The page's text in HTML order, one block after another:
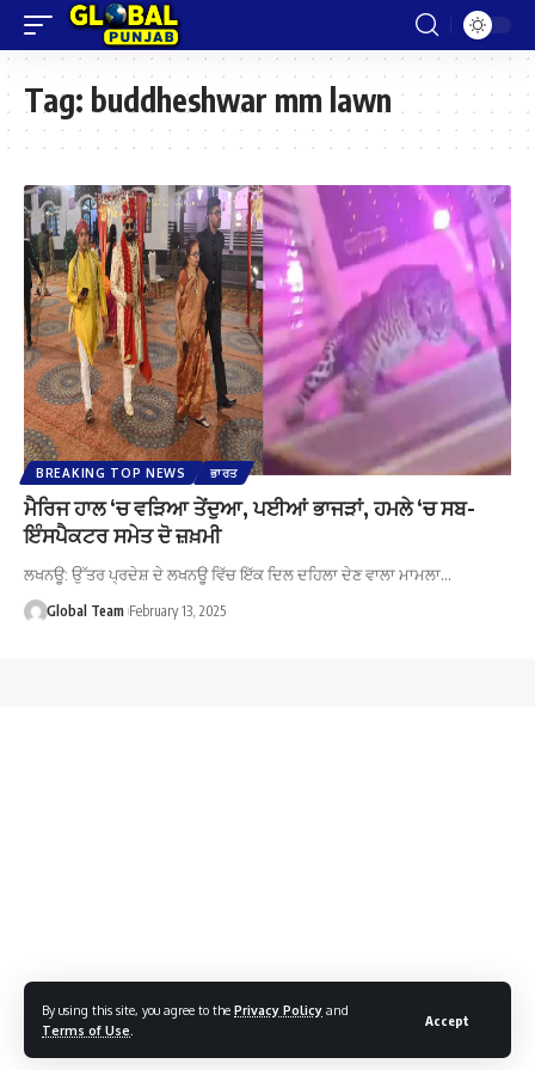
By using this site, you agree to the Privacy Policy and
Terms of Use
Accept
Tag: buddheshwar mm lawn
BREAKING TOP NEWS ਭਾਰਤ
ਮੈਰਿਜ ਹਾਲ ‘ਚ ਵੜਿਆ ਤੇਂਦੁਆ, ਪਈਆਂ ਭਾਜੜਾਂ, ਹਮਲੇ ‘ਚ ਸਬ-
ਇੰਸਪੈਕਟਰ ਸਮੇਤ ਦੋ ਜ਼ਖ਼ਮੀ
ਲਖਨਊ: ਉੱਤਰ ਪ੍ਰਦੇਸ਼ ਦੇ ਲਖਨਊ ਵਿੱਚ ਇੱਕ ਦਿਲ ਦਹਿਲਾ ਦੇਣ ਵਾਲਾ ਮਾਮਲਾ…
Global Team February 13, 2025